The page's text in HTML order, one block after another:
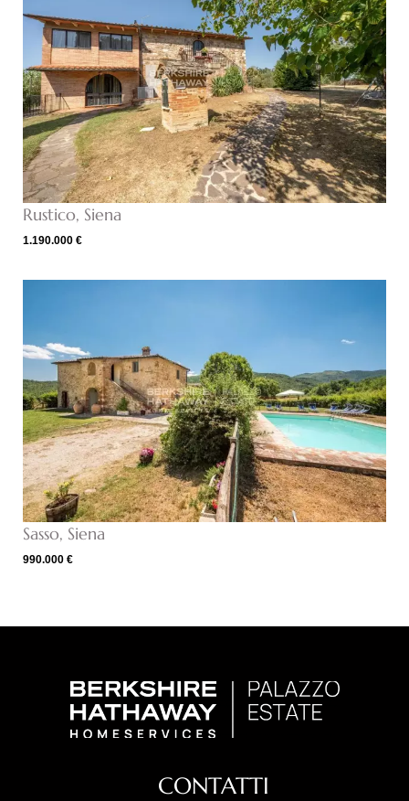
Rustico, Siena
1.190.000 €
Sasso, Siena
990.000 €
CONTATTI